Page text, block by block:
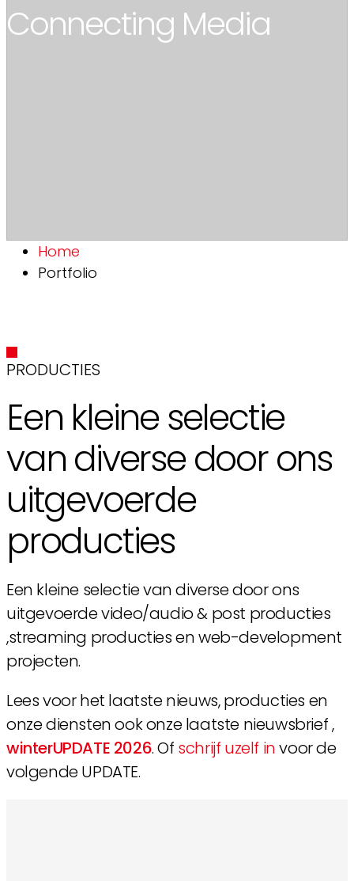
Connecting Media
Home
Portfolio
PRODUCTIES
Een kleine selectie
van diverse door ons
uitgevoerde
producties
Een kleine selectie van diverse door ons
uitgevoerde video/audio & post producties
,streaming producties en web-development
projecten.
Lees voor het laatste nieuws, producties en
onze diensten ook onze laatste nieuwsbrief ,
winterUPDATE 2026. Of schrijf uzelf invoor de
volgende UPDATE.